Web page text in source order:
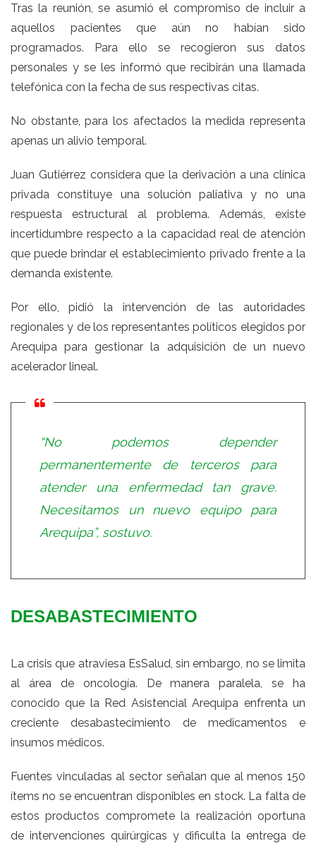
Tras la reunión, se asumió el compromiso de incluir a
aquellos pacientes que aún no habían sido
programados. Para ello se recogieron sus datos
personales y se les informó que recibirán una llamada
telefónica con la fecha de sus respectivas citas.
No obstante, para los afectados la medida representa
apenas un alivio temporal.
Juan Gutiérrez considera que la derivación a una clínica
privada constituye una solución paliativa y no una
respuesta estructural al problema. Además, existe
incertidumbre respecto a la capacidad real de atención
que puede brindar el establecimiento privado frente a la
demanda existente.
Por ello, pidió la intervención de las autoridades
regionales y de los representantes políticos elegidos por
Arequipa para gestionar la adquisición de un nuevo
acelerador lineal.
“No podemos depender
permanentemente de terceros para
atender una enfermedad tan grave.
Necesitamos un nuevo equipo para
Arequipa”, sostuvo.
DESABASTECIMIENTO
La crisis que atraviesa EsSalud, sin embargo, no se limita
al área de oncología. De manera paralela, se ha
conocido que la Red Asistencial Arequipa enfrenta un
creciente desabastecimiento de medicamentos e
insumos médicos.
Fuentes vinculadas al sector señalan que al menos 150
ítems no se encuentran disponibles en stock. La falta de
estos productos compromete la realización oportuna
de intervenciones quirúrgicas y dificulta la entrega de